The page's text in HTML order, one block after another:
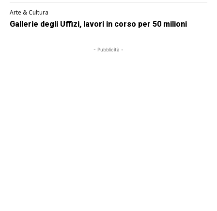
Arte & Cultura
Gallerie degli Uffizi, lavori in corso per 50 milioni
- Pubblicità -